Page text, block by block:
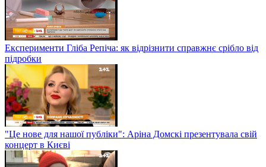
Експерименти Гліба Репіча: як відрізнити справжнє срібло від
підробки
"Це нове для нашої публіки": Аріна Домскі презентувала свій
концерт в Києві